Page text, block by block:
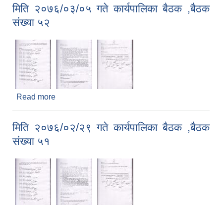
मिति २०७६/०३/०५ गते कार्यपालिका बैठक ,बैठक
संख्या ५२
Read more
मिति २०७६/०२/२९ गते कार्यपालिका बैठक ,बैठक
संख्या ५१